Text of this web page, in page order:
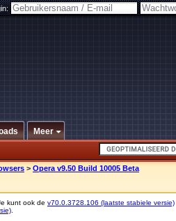
Meer
> Opera v9.50 Build 10005 Beta
kunt ook de v70.0.3728.106 (laatste stabiele versie)